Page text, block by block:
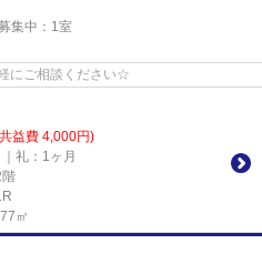
集中： 1室
にご相談ください☆
益費 4,000円)
礼：1ヶ月
階
㎡